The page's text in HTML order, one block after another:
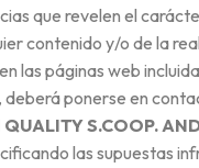
que revelen el
contenido y/o de la
las páginas web
deberá ponerse en
S.COOP.
las supuestas